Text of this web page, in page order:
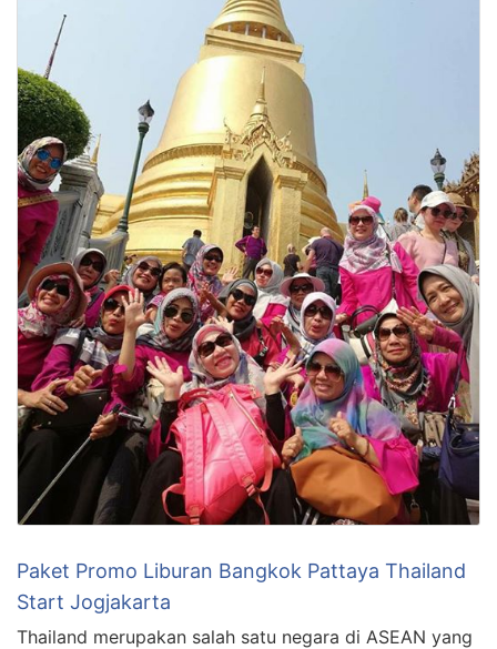
Paket Promo Liburan Bangkok Pattaya Thailand
Start Jogjakarta
Thailand merupakan salah satu negara di ASEAN yang